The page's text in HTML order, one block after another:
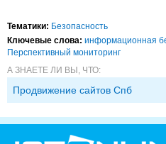
Тематики: Безопасность
Ключевые слова: информационная
Перспективный мониторинг
А ЗНАЕТЕ ЛИ ВЫ, ЧТО:
Продвижение сайтов Спб